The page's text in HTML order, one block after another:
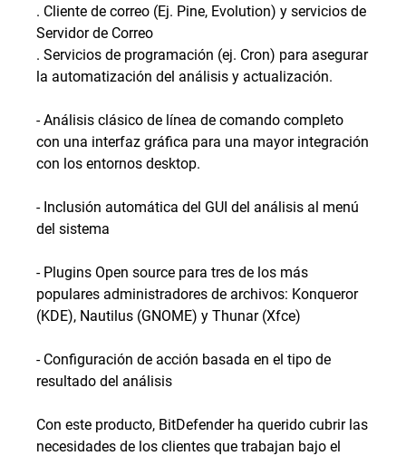
. Cliente de correo (Ej. Pine, Evolution) y servicios de
Servidor de Correo
. Servicios de programación (ej. Cron) para asegurar
la automatización del análisis y actualización.
- Análisis clásico de línea de comando completo
con una interfaz gráfica para una mayor integración
con los entornos desktop.
- Inclusión automática del GUI del análisis al menú
del sistema
- Plugins Open source para tres de los más
populares administradores de archivos: Konqueror
(KDE), Nautilus (GNOME) y Thunar (Xfce)
- Configuración de acción basada en el tipo de
resultado del análisis
Con este producto, BitDefender ha querido cubrir las
necesidades de los clientes que trabajan bajo el